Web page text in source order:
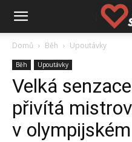
Domů Běh Upoutávky
Běh Upoutávky
Velká
přivítá
v